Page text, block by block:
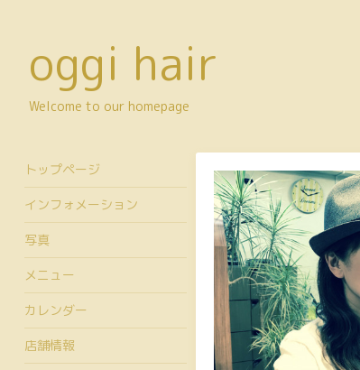
oggi hair
Welcome to our homepage
トップページ
インフォメーション
写真
メニュー
カレンダー
店舗情報